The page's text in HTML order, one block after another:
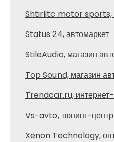
Shtirlitc motor sports,
Status 24, автомаркет
StileAudio, магазин
Top Sound, магазин
Trendcar.ru,
Vs-avto, тюнинг-центр
Xenon Technology,